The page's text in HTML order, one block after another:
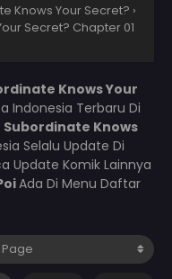
Knows Your Secret? ›
Secret? Chapter 01
Knows Your
Indonesia Terbaru Di
Subordinate Knows
Selalu Update Di
Update Komik Lainnya
Ada Di Menu Daftar